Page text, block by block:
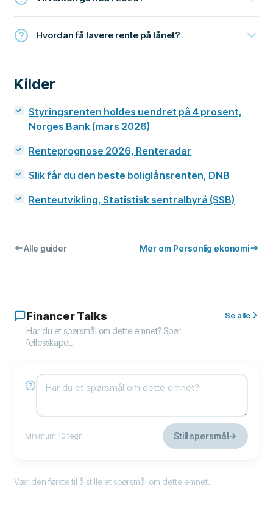
Hvordan få lavere rente på lånet?
Kilder
Styringsrenten holdes uendret på 4 prosent,
Norges Bank (mars 2026)
Renteprognose 2026, Renteradar
Slik får du den beste boliglånsrenten, DNB
Renteutvikling, Statistisk sentralbyrå (SSB)
Alle guider Mer om Personlig økonomi
Financer Talks
Har du et spørsmål om dette emnet? Spør
fellesskapet.
Se alle
Minimum 10 tegn Still spørsmål
Vær den første til å stille et spørsmål om dette emnet.